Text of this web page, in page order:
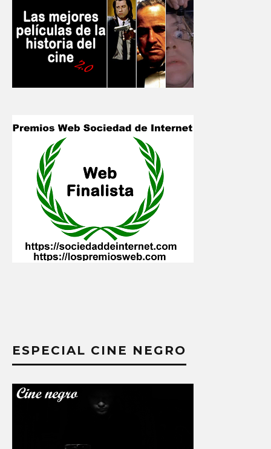
ESPECIAL CINE NEGRO